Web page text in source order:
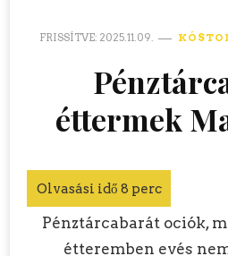
FRISSÍTVE: 2025.11.09.
éttermek
Pénztárcabarát ociók,
étteremben evés